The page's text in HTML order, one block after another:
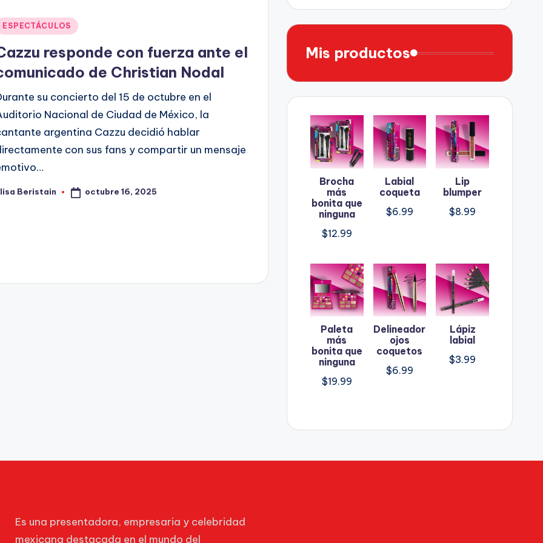
ESPECTÁCULOS
responde con fuerza ante el
de Christian Nodal
su concierto del 15 de octubre en el
Nacional de Ciudad de México, la
argentina Cazzu decidió hablar
con sus fans y compartir un mensaje
Beristain octubre 16, 2025
Mis productos
Brocha
más
bonita que
ninguna
$12.99
Labial
coqueta
$6.99
Lip
blumper
$8.99
Paleta
más
bonita que
ninguna
$19.99
Delineador
ojos
coquetos
$6.99
Lápiz
labial
$3.99
Es una presentadora, empresaria y celebridad
mexicana destacada en el mundo del